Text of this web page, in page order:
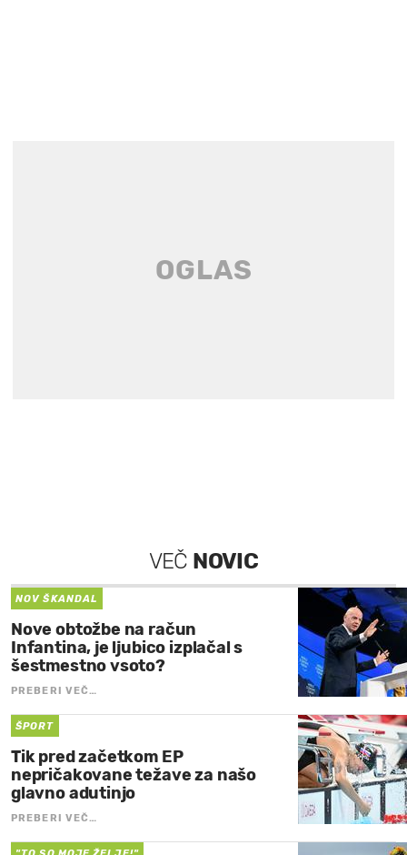
VEČ NOVIC
NOV ŠKANDAL
Nove obtožbe na račun
Infantina, je ljubico izplačal s
šestmestno vsoto?
PREBERI VEČ…
ŠPORT
Tik pred začetkom EP
nepričakovane težave za našo
glavno adutinjo
PREBERI VEČ…